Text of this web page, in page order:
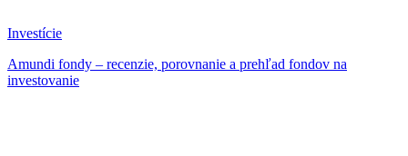
Investície
Amundi fondy – recenzie, porovnanie a prehľad fondov na
investovanie